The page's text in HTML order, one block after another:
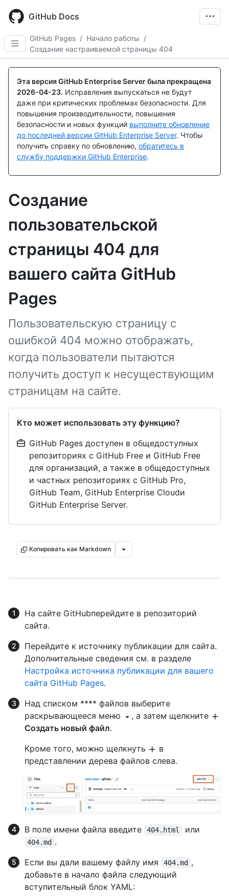
main
content
GitHub Docs
GitHub Pages / Начало работы /
Создание настраиваемой страницы 404
Эта версия GitHub Enterprise Server была прекращена
2026-04-23. Исправления выпускаться не будут
даже при критических проблемах безопасности. Для
повышения производительности, повышения
безопасности и новых функций выполните обновление
до последней версии GitHub Enterprise Server. Чтобы
получить справку по обновлению, обратитесь в
службу поддержки GitHub Enterprise.
Создание
пользовательской
страницы 404 для
вашего сайта GitHub
Pages
Пользовательскую страницу с
ошибкой 404 можно отображать,
когда пользователи пытаются
получить доступ к несуществующим
страницам на сайте.
Кто может использовать эту функцию?
GitHub Pages доступен в общедоступных
репозиториях с GitHub Free и GitHub Free
для организаций, а также в общедоступных
и частных репозиториях с GitHub Pro,
GitHub Team, GitHub Enterprise Cloudи
GitHub Enterprise Server.
Копировать как Markdown
На сайте GitHubперейдите в репозиторий
сайта.
Перейдите к источнику публикации для сайта.
Дополнительные сведения см. в разделе
Настройка источника публикации для вашего
сайта GitHub Pages.
Над списком **** файлов выберите
раскрывающееся меню
, а затем щелкните
Создать новый файл.
Кроме того, можно щелкнуть
в
представлении дерева файлов слева.
В поле имени файла введите 404.html или
404.md .
Если вы дали вашему файлу имя
404.md ,
добавьте в начало файла следующий
вступительный блок YAML: